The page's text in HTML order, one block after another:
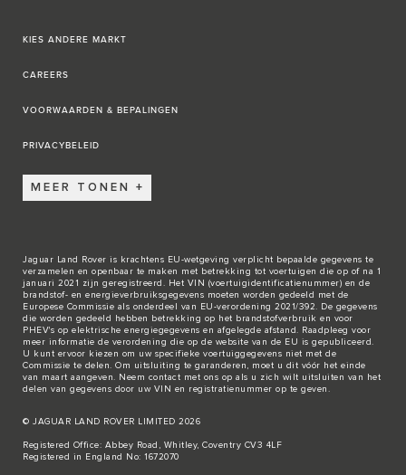
KIES ANDERE MARKT
CAREERS
VOORWAARDEN & BEPALINGEN
PRIVACYBELEID
MEER TONEN
Jaguar Land Rover is krachtens EU-wetgeving verplicht bepaalde gegevens te
verzamelen en openbaar te maken met betrekking tot voertuigen die op of na 1
januari 2021 zijn geregistreerd. Het VIN (voertuigidentificatienummer) en de
brandstof- en energieverbruiksgegevens moeten worden gedeeld met de
Europese Commissie als onderdeel van EU-verordening 2021/392. De gegevens
die worden gedeeld hebben betrekking op het brandstofverbruik en voor
PHEV's op elektrische energiegegevens en afgelegde afstand. Raadpleeg voor
meer informatie de verordening die op de website van de EU is gepubliceerd.
U kunt ervoor kiezen om uw specifieke voertuiggegevens niet met de
Commissie te delen. Om uitsluiting te garanderen, moet u dit vóór het einde
van maart aangeven. Neem contact met ons op als u zich wilt uitsluiten van het
delen van gegevens door uw VIN en registratienummer op te geven.
© JAGUAR LAND ROVER LIMITED 2026
Registered Office: Abbey Road, Whitley, Coventry CV3 4LF
Registered in England No: 1672070